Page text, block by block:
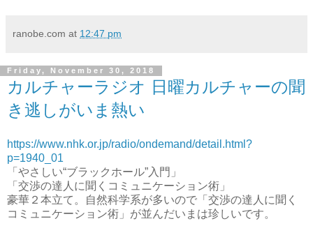
ranobe.com at 12:47 pm
Friday, November 30, 2018
カルチャーラジオ 日曜カルチャーの聞
き逃しがいま熱い
https://www.nhk.or.jp/radio/ondemand/detail.html?
p=1940_01
「やさしい“ブラックホール”入門」
「交渉の達人に聞くコミュニケーション術」
豪華２本立て。自然科学系が多いので「交渉の達人に聞く
コミュニケーション術」が並んだいまは珍しいです。